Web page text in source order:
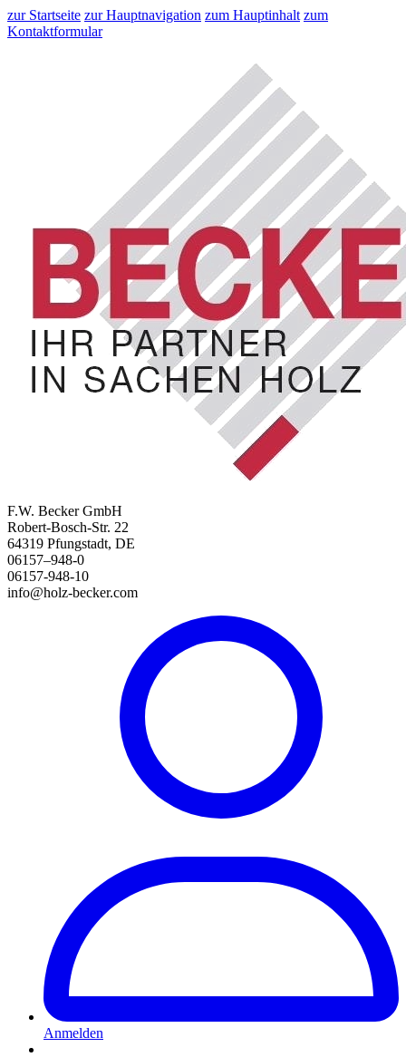
zur Startseite zur Hauptnavigation zum Hauptinhalt zum
Kontaktformular
F.W. Becker GmbH
Robert-Bosch-Str. 22
64319 Pfungstadt, DE
06157–948-0
06157-948-10
info@holz-becker.com
Anmelden